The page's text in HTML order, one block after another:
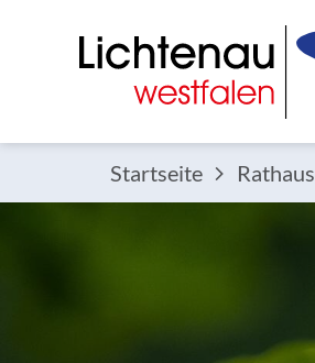
Startseite Rathaus